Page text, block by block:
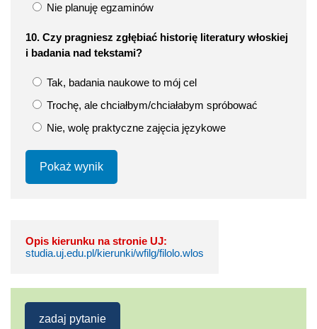
Nie planuję egzaminów
10. Czy pragniesz zgłębiać historię literatury włoskiej
i badania nad tekstami?
Tak, badania naukowe to mój cel
Trochę, ale chciałbym/chciałabym spróbować
Nie, wolę praktyczne zajęcia językowe
Pokaż wynik
Opis kierunku na stronie UJ:
studia.uj.edu.pl/kierunki/wfilg/filolo.wlos
zadaj pytanie